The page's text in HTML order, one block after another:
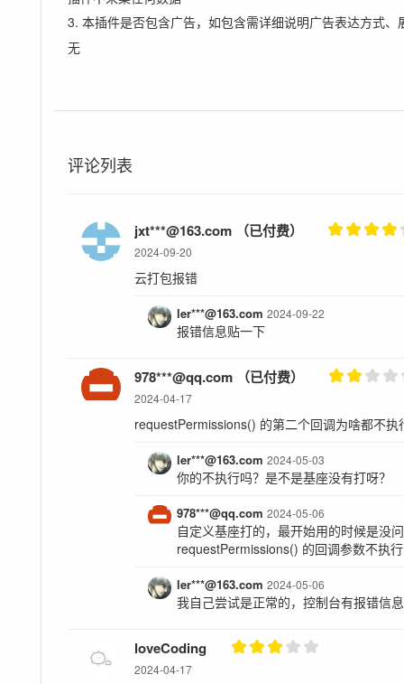
3. 本插件是否包含广告，如包含需详细说明广告表达方式、
无
评论列表
jxt***@163.com （已付费）
2024-09-20
云打包报错
ler***@163.com2024-09-22
报错信息贴一下
978***@qq.com （已付费）
2024-04-17
requestPermissions() 的第二个回调为啥都不执
ler***@163.com2024-05-03
你的不执行吗？是不是基座没有打呀？
978***@qq.com2024-05-06
自定义基座打的，最开始用的时候是没
requestPermissions() 的回调参数不执
ler***@163.com2024-05-06
我自己尝试是正常的，控制台有报错信
loveCoding
2024-04-17